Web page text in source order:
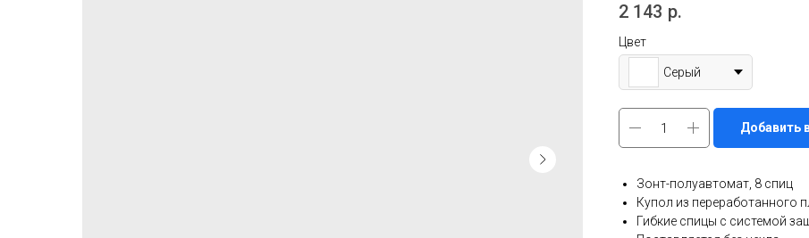
2 143 р.
Цвет
Серый
Добавить
Зонт-полуавтомат, 8 спиц
Купол из переработанного
Гибкие спицы с системой